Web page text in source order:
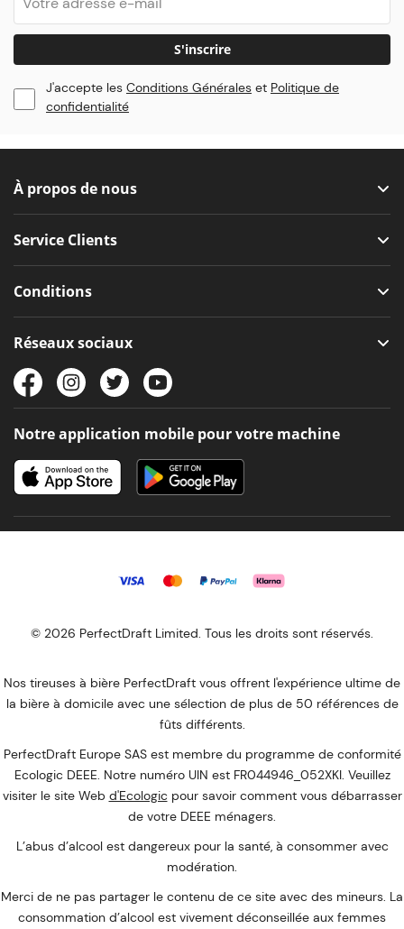
S'inscrire
J'accepte les Conditions Générales et Politique de
confidentialité
À propos de nous
Service Clients
Conditions
Réseaux sociaux
Notre application mobile pour votre machine
© 2026 PerfectDraft Limited. Tous les droits sont réservés.
Nos tireuses à bière PerfectDraft vous offrent l'expérience ultime de
la bière à domicile avec une sélection de plus de 50 références de
fûts différents.
PerfectDraft Europe SAS est membre du programme de conformité
Ecologic DEEE. Notre numéro UIN est FR044946_052XKI. Veuillez
visiter le site Web d'Ecologic pour savoir comment vous débarrasser
de votre DEEE ménagers.
L’abus d’alcool est dangereux pour la santé, à consommer avec
modération.
Merci de ne pas partager le contenu de ce site avec des mineurs. La
consommation d’alcool est vivement déconseillée aux femmes